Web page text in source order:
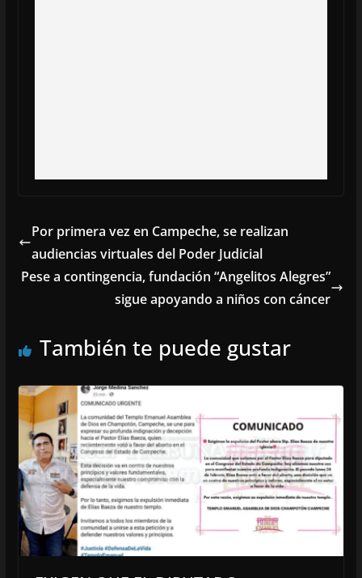
Por primera vez en Campeche, se realizan
audiencias virtuales del Poder Judicial
Pese a contingencia, fundación “Angelitos Alegres”
sigue apoyando a niños con cáncer
También te puede gustar